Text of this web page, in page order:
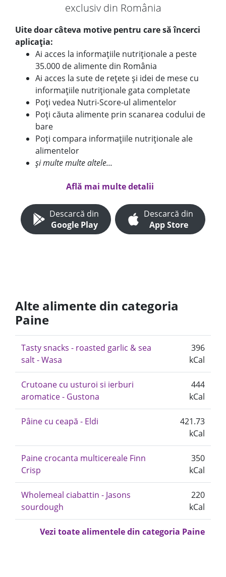
exclusiv din România
Uite doar câteva motive pentru care să încerci
aplicația:
Ai acces la informațiile nutriționale a peste
35.000 de alimente din România
Ai acces la sute de rețete și idei de mese cu
informațiile nutriționale gata completate
Poți vedea Nutri-Score-ul alimentelor
Poți căuta alimente prin scanarea codului de
bare
Poți compara informațiile nutriționale ale
alimentelor
și multe multe altele...
Află mai multe detalii
Descarcă din
Google Play
Descarcă din
App Store
Alte alimente din categoria
Paine
Tasty snacks - roasted garlic & sea
salt - Wasa
396
kCal
Crutoane cu usturoi si ierburi
aromatice - Gustona
444
kCal
Pâine cu ceapă - Eldi
421.73
kCal
Paine crocanta multicereale Finn
Crisp
350
kCal
Wholemeal ciabattin - Jasons
sourdough
220
kCal
Vezi toate alimentele din categoria Paine